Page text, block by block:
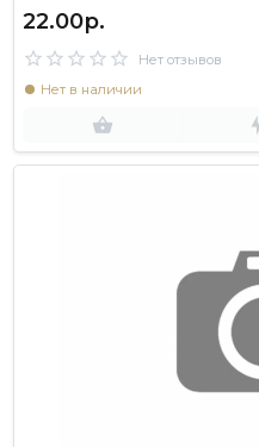
22.00р.
Нет отзывов
Нет в наличии